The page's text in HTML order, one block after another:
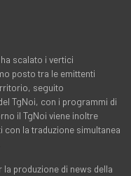
scalato i vertici
posto tra le emittenti
seguito
TgNoi, con i programmi di
il TgNoi viene inoltre
la traduzione simultanea
produzione di news della